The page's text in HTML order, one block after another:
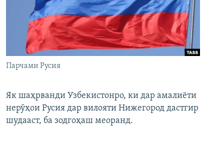
Парчами Русия
Як шаҳрванди Узбекистонро, ки дар амалиёти
нерӯҳои Русия дар вилояти Нижегород дастгир
шудааст, ба зодгоҳаш меоранд.